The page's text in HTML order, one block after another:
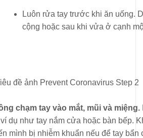
Luôn rửa tay trước khi ăn uống.
cộng hoặc sau khi vửa ở cạnh
chạm tay vào mắt, mũi và miệng.
dụ như tay nắm cửa hoặc bàn bếp.
mình bị nhiễm khuẩn nếu để tay